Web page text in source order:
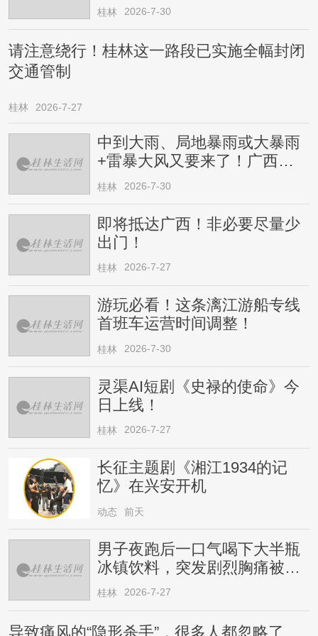
桂林 2026-7-30
请注意绕行！桂林这一路段已实施全幅封闭
交通管制
桂林 2026-7-27
中到大雨、局地暴雨或大暴雨
+雷暴大风又要来了！广西人
请注意
桂林 2026-7-30
即将抵达广西！非必要尽量少
出门！
桂林 2026-7-27
游玩必看！这条漓江游船专线
首班车运营时间调整！
桂林 2026-7-30
灵渠AI短剧《史禄的使命》今
日上线！
桂林 2026-7-27
长征主题剧《湘江1934的记
忆》在兴安开机
动态 前天
男子夜跑后一口气喝下大半瓶
冰镇饮料，突发剧烈胸痛被送
医！医生提醒→
桂林 2026-7-27
导致痛风的“隐形杀手”，很多人都忽略了